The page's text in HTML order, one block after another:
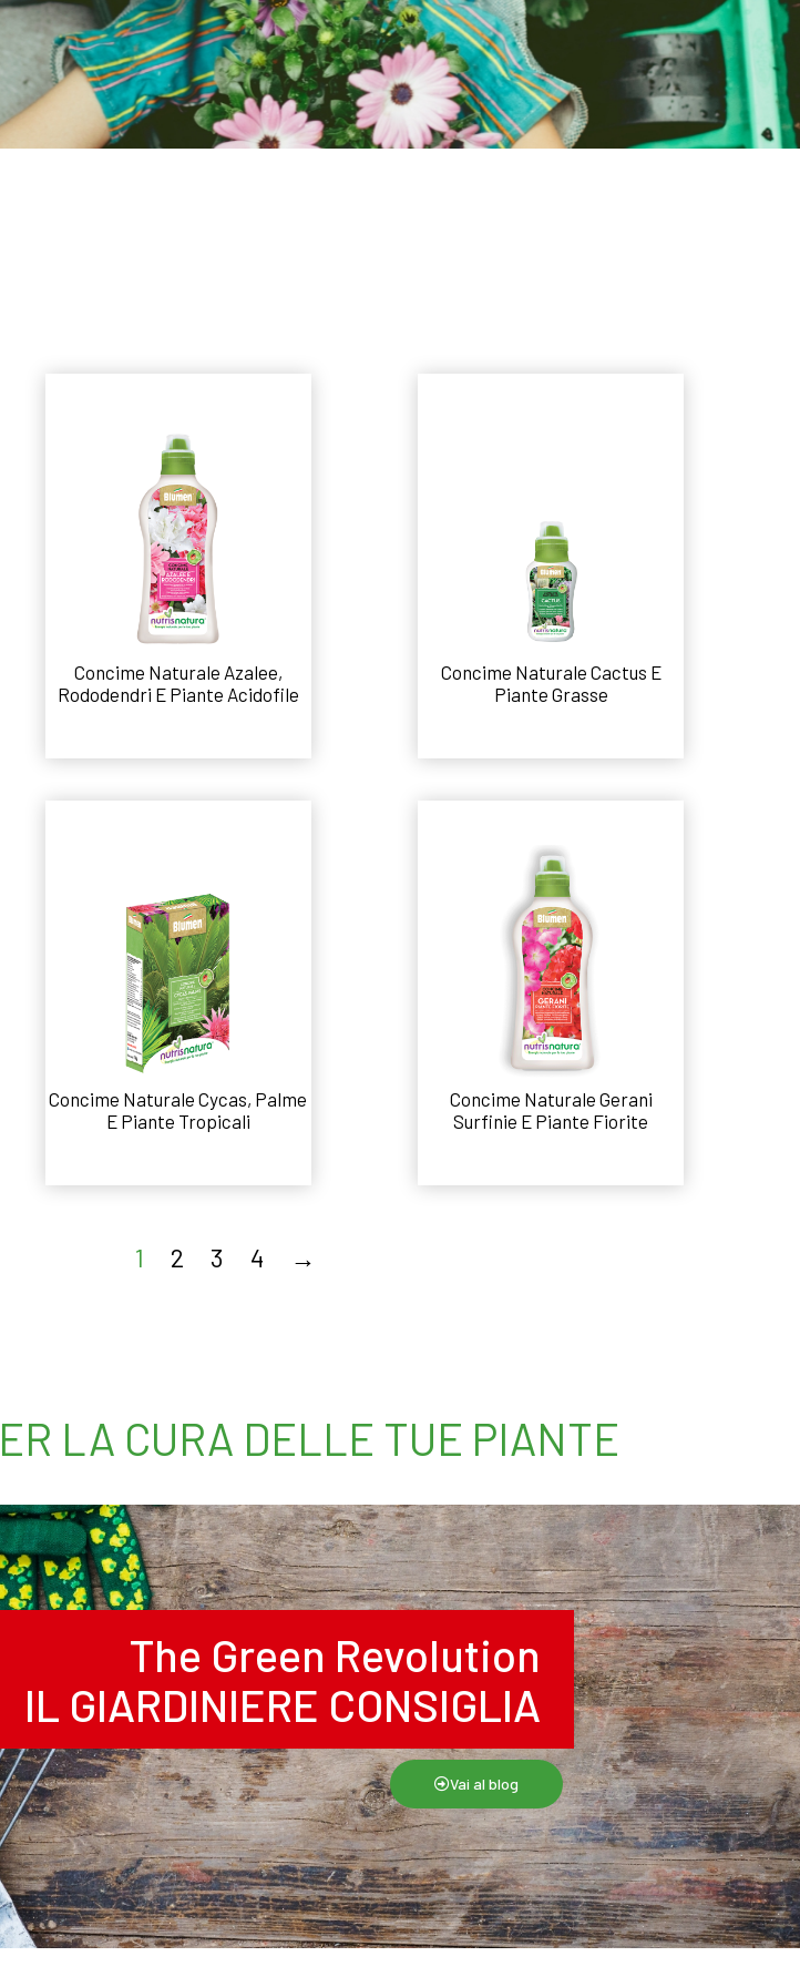
Concime Naturale Azalee,
Rododendri E Piante Acidofile
Concime Naturale Cactus E
Piante Grasse
Concime Naturale Cycas, Palme
E Piante Tropicali
Concime Naturale Gerani
Surfinie E Piante Fiorite
1 2 3 4 →
LA CURA DELLE TUE PIANTE
The Green Revolution
IL GIARDINIERE CONSIGLIA
Vai al blog